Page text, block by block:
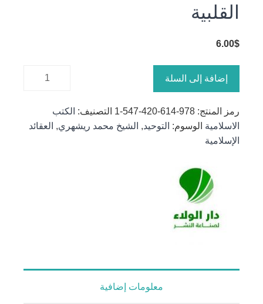
القلبية
6.00$
العقيدة
الإسلامية-
إضافة إلى السلة
رمز المنتج: 978-614-420-547-1 التصنيف: الكتب
الاسلامية الوسوم: التوحيد, الشيخ محمد ريشهري, العقائد
الإسلامية
معلومات إضافية